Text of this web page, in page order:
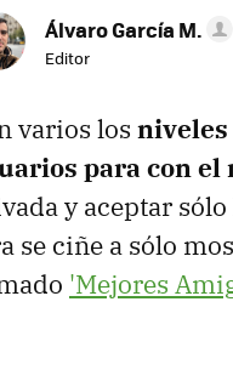
Álvaro García M.
Editor
varios los niveles
para con el
y aceptar
se ciñe a sólo
'Mejores